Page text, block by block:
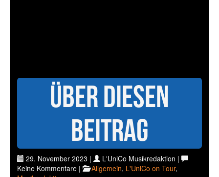
Über diesen
Beitrag
29. November 2023 |
L'UniCo Musikredaktion |
Keine Kommentare |
Allgemein, L'UniCo on Tour,